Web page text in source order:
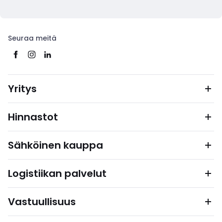
Seuraa meitä
Yritys
Hinnastot
Sähköinen kauppa
Logistiikan palvelut
Vastuullisuus